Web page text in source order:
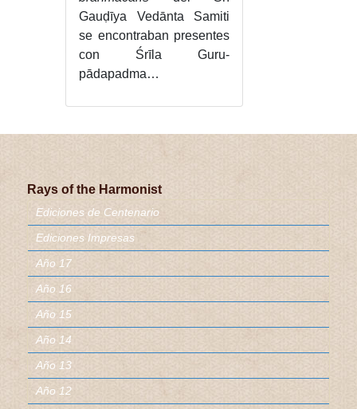
Gauḍīya Vedānta Samiti
se encontraban presentes
con Śrīla Guru-
pādapadma…
Rays of the Harmonist
Ediciones de Centenario
Ediciones Impresas
Año 17
Año 16
Año 15
Año 14
Año 13
Año 12